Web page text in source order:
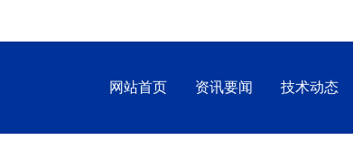
网站首页 资讯要闻 技术动态